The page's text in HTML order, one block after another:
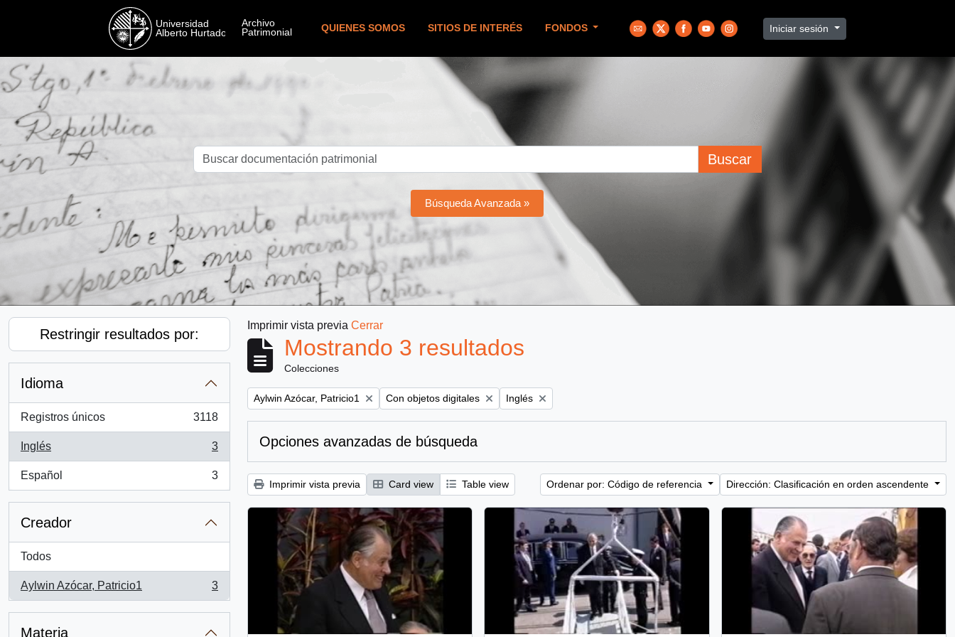
QUIENES SOMOS SITIOS DE INTERÉS FONDOS Iniciar sesión
Buscar
Búsqueda Avanzada »
Restringir resultados por:
Idioma
Registros únicos
, 3118 resultados
3118
Inglés
, 3 resultados
3
Español
, 3 resultados
3
Creador
Todos
Aylwin Azócar, Patricio1
, 3 resultados
3
Materia
Imprimir vista previa Cerrar
Mostrando 3 resultados
Colecciones
Remove filter:
Aylwin Azócar, Patricio1 Remove filter:
Con objetos digitales Remove filter:
Inglés
Opciones avanzadas de búsqueda
Imprimir vista previa Card view Table view Ordenar por: Código de referencia Dirección: Clasificación en orden ascendente